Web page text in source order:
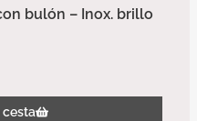
bulón – Inox. brillo
cesta